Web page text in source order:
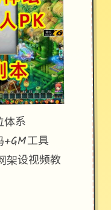
体系
工具
架设视频教